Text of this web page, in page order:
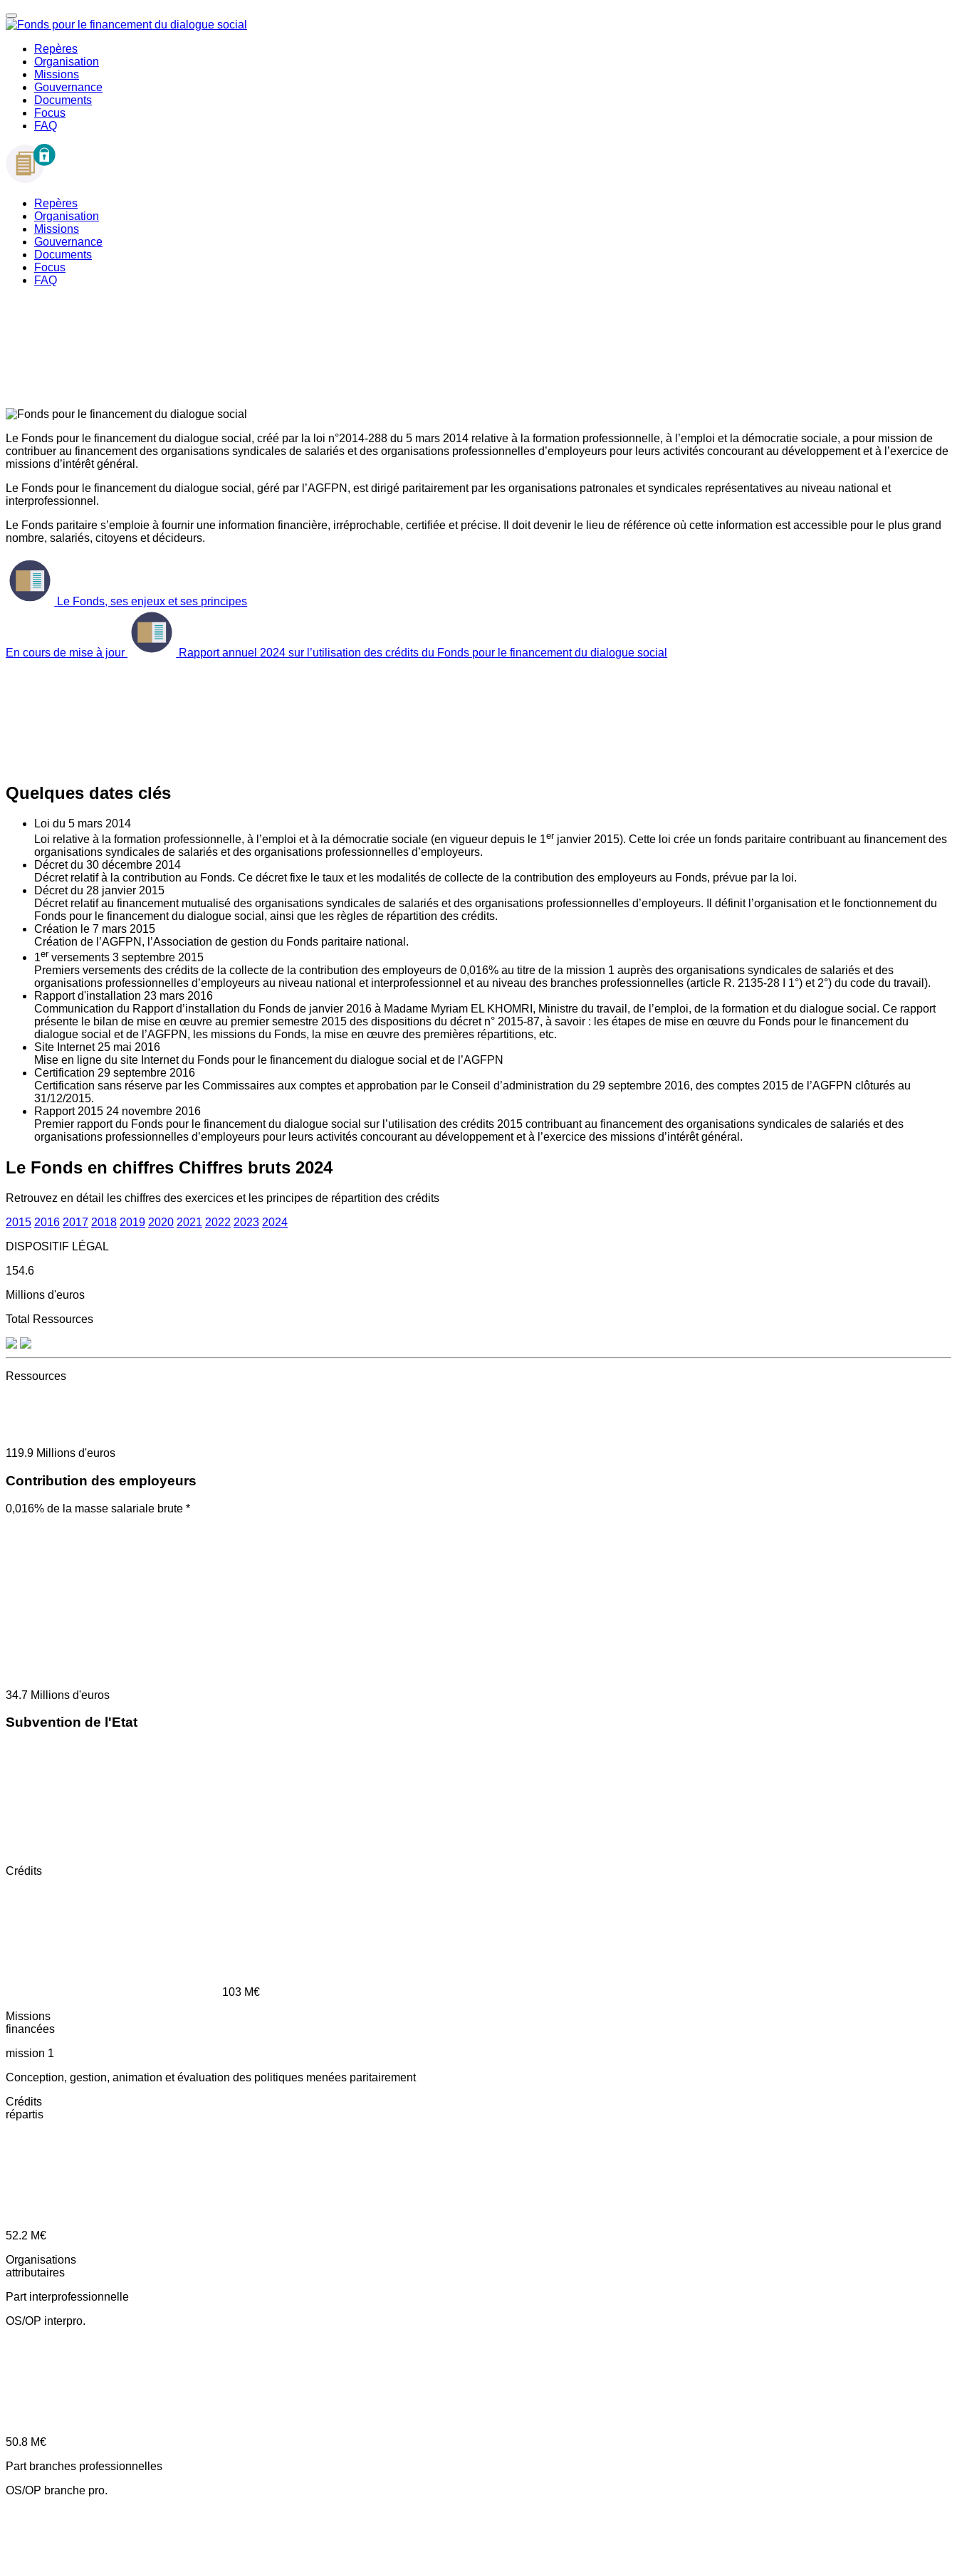
Repères
Organisation
Missions
Gouvernance
Documents
Focus
FAQ
Repères
Organisation
Missions
Gouvernance
Documents
Focus
FAQ
Le Fonds pour le financement du dialogue social, créé par la loi n°2014-288 du 5 mars 2014 relative à la formation professionnelle, à l’emploi et la démocratie sociale, a pour mission de
contribuer au financement des organisations syndicales de salariés et des organisations professionnelles d’employeurs pour leurs activités concourant au développement et à l’exercice de
missions d’intérêt général.
Le Fonds pour le financement du dialogue social, géré par l’AGFPN, est dirigé paritairement par les organisations patronales et syndicales représentatives au niveau national et
interprofessionnel.
Le Fonds paritaire s’emploie à fournir une information financière, irréprochable, certifiée et précise. Il doit devenir le lieu de référence où cette information est accessible pour le plus grand
nombre, salariés, citoyens et décideurs.
Le Fonds, ses enjeux et ses principes
En cours de mise à jour Rapport annuel 2024 sur l’utilisation des crédits du Fonds pour le financement du dialogue social
Quelques dates clés
Loi du 5 mars 2014
Loi relative à la formation professionnelle, à l’emploi et à la démocratie sociale (en vigueur depuis le 1er janvier 2015). Cette loi crée un fonds paritaire contribuant au financement des
organisations syndicales de salariés et des organisations professionnelles d’employeurs.
Décret du 30 décembre 2014
Décret relatif à la contribution au Fonds. Ce décret fixe le taux et les modalités de collecte de la contribution des employeurs au Fonds, prévue par la loi.
Décret du 28 janvier 2015
Décret relatif au financement mutualisé des organisations syndicales de salariés et des organisations professionnelles d’employeurs. Il définit l’organisation et le fonctionnement du
Fonds pour le financement du dialogue social, ainsi que les règles de répartition des crédits.
Création le 7 mars 2015
Création de l’AGFPN, l’Association de gestion du Fonds paritaire national.
1er versements 3 septembre 2015
Premiers versements des crédits de la collecte de la contribution des employeurs de 0,016% au titre de la mission 1 auprès des organisations syndicales de salariés et des
organisations professionnelles d’employeurs au niveau national et interprofessionnel et au niveau des branches professionnelles (article R. 2135‐28 I 1°) et 2°) du code du travail).
Rapport d'installation 23 mars 2016
Communication du Rapport d’installation du Fonds de janvier 2016 à Madame Myriam EL KHOMRI, Ministre du travail, de l’emploi, de la formation et du dialogue social. Ce rapport
présente le bilan de mise en œuvre au premier semestre 2015 des dispositions du décret n° 2015-87, à savoir : les étapes de mise en œuvre du Fonds pour le financement du
dialogue social et de l’AGFPN, les missions du Fonds, la mise en œuvre des premières répartitions, etc.
Site Internet 25 mai 2016
Mise en ligne du site Internet du Fonds pour le financement du dialogue social et de l’AGFPN
Certification 29 septembre 2016
Certification sans réserve par les Commissaires aux comptes et approbation par le Conseil d’administration du 29 septembre 2016, des comptes 2015 de l’AGFPN clôturés au
31/12/2015.
Rapport 2015 24 novembre 2016
Premier rapport du Fonds pour le financement du dialogue social sur l’utilisation des crédits 2015 contribuant au financement des organisations syndicales de salariés et des
organisations professionnelles d’employeurs pour leurs activités concourant au développement et à l’exercice des missions d’intérêt général.
Le Fonds en chiffres Chiffres bruts 2024
Retrouvez en détail les chiffres des exercices et les principes de répartition des crédits
2015 2016 2017 2018 2019 2020 2021 2022 2023 2024
DISPOSITIF LÉGAL
154.6
Millions d'euros
Total Ressources
Ressources
119.9 Millions d'euros
Contribution des employeurs
0,016% de la masse salariale brute *
34.7 Millions d'euros
Subvention de l'Etat
Crédits
103 M€
Missions
financées
mission 1
Conception, gestion, animation et évaluation des politiques menées paritairement
Crédits
répartis
52.2 M€
Organisations
attributaires
Part interprofessionnelle
OS/OP interpro.
50.8 M€
Part branches professionnelles
OS/OP branche pro.